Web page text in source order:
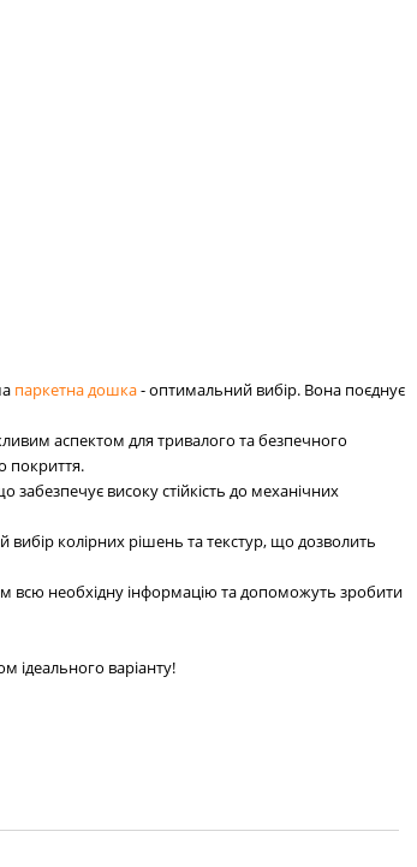
паркетна дошка- оптимальний вибір. Вона поєднує
аспектом для тривалого та безпечного
покриття.
високу стійкість до механічних
колірних рішень та текстур, що дозволить
всю необхідну інформацію та допоможуть зробити
ідеального варіанту!